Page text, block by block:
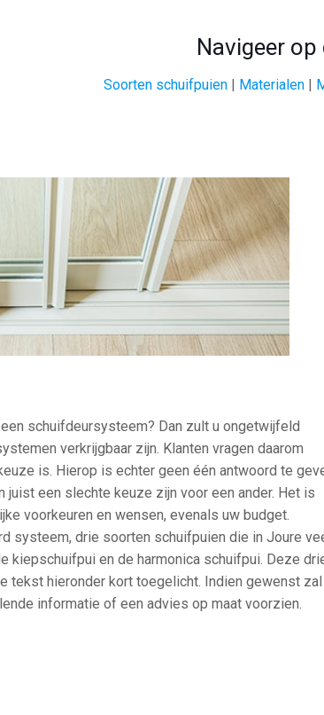
Navigeer
Soorten schuifpuien| Materialen|
schuifdeursysteem? Dan zult u ongetwijfeld
verkrijgbaar zijn. Klanten vragen daarom
is. Hierop is echter geen één antwoord te
een slechte keuze zijn voor een ander. Het is
voorkeuren en wensen, evenals uw budget.
systeem, drie soorten schuifpuien die in Joure
kiepschuifpui en de harmonica schuifpui. Deze
tekst hieronder kort toegelicht. Indien gewenst zal
informatie of een advies op maat voorzien.